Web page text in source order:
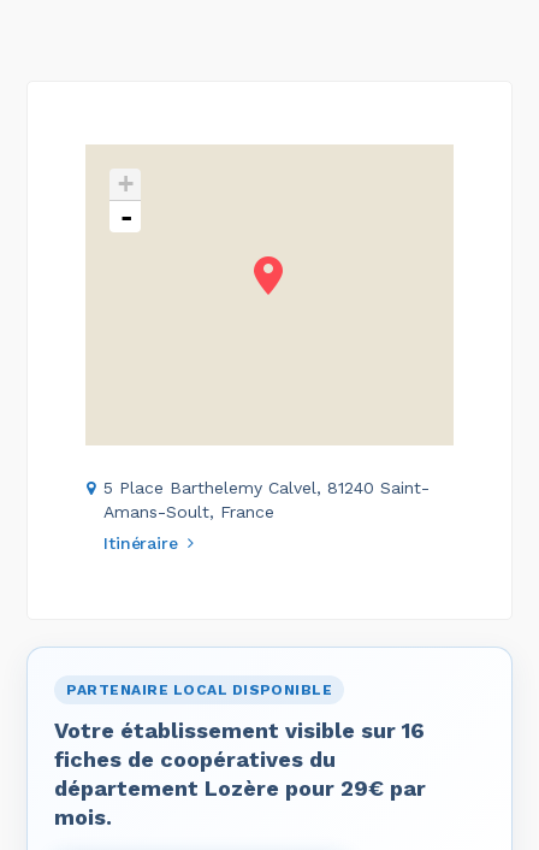
+
-
5 Place Barthelemy Calvel, 81240 Saint-
Amans-Soult, France
Itinéraire
PARTENAIRE LOCAL DISPONIBLE
Votre établissement visible sur 16
fiches de coopératives du
département Lozère pour 29€ par
mois.